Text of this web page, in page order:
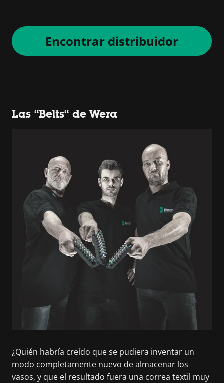
Encontrar distribuidor
Las “Belts“ de Wera
¿Quién habría creído que se pudiera inventar un
modo completamente nuevo de almacenar los
vasos, y que el resultado fuera una correa textil muy